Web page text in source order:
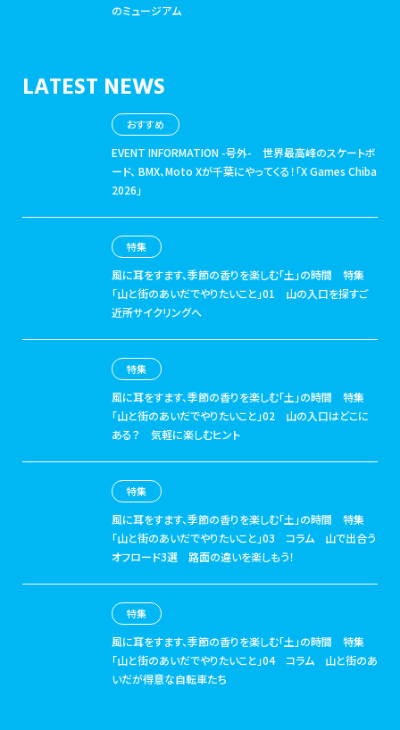
のミュージアム
LATEST NEWS
おすすめ
EVENT INFORMATION -号外- 世界最高峰のスケートボ
ード、 BMX、Moto Xが千葉にやってくる！「X Games Chiba
2026」
特集
風に耳をすます、季節の香りを楽しむ「土」の時間 特集
「山と街のあいだでやりたいこと」01 山の入口を探すご
近所サイクリングへ
特集
風に耳をすます、季節の香りを楽しむ「土」の時間 特集
「山と街のあいだでやりたいこと」02 山の入口はどこに
ある？ 気軽に楽しむヒント
特集
風に耳をすます、季節の香りを楽しむ「土」の時間 特集
「山と街のあいだでやりたいこと」03 コラム 山で出合う
オフロード3選 路面の違いを楽しもう！
特集
風に耳をすます、季節の香りを楽しむ「土」の時間 特集
「山と街のあいだでやりたいこと」04 コラム 山と街のあ
いだが得意な自転車たち